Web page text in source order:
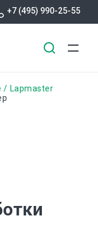
+7 (495) 990-25-55
Lapmaster